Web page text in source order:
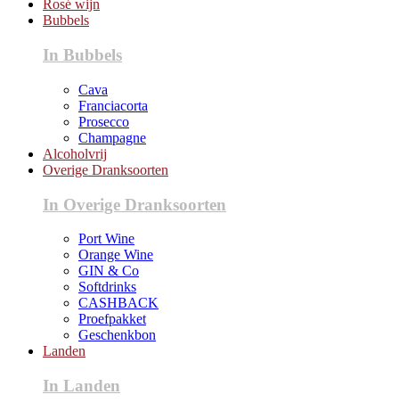
Rosé wijn
Bubbels
In Bubbels
Cava
Franciacorta
Prosecco
Champagne
Alcoholvrij
Overige Dranksoorten
In Overige Dranksoorten
Port Wine
Orange Wine
GIN & Co
Softdrinks
CASHBACK
Proefpakket
Geschenkbon
Landen
In Landen